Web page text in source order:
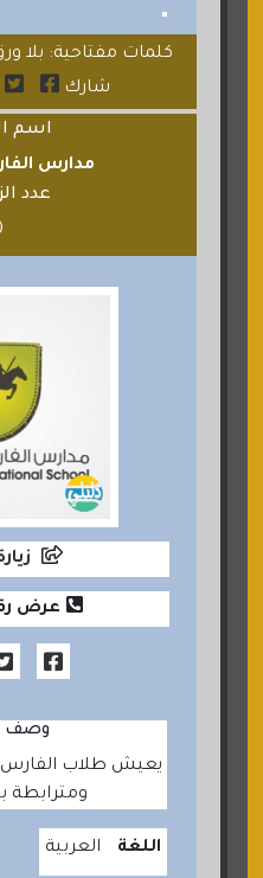
كلمات مفتاحية: بلا
شارك
اسم
مدارس
عدد
عرض
وصف
ومترابطة
اللغة العربية